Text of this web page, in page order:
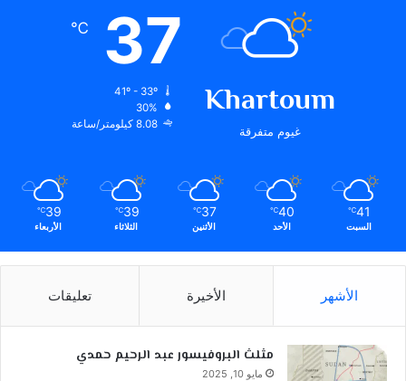
Khartoum
غيوم متفرقة
37
℃
30%
8.08 كيلومتر/ساعة
41
℃
السبت
40
℃
الأحد
37
℃
الأثنين
39
℃
الثلاثاء
39
℃
الأربعاء
الأشهر الأخيرة تعليقات
مثلث البروفيسور عبد الرحيم حمدي
مايو 10, 2025